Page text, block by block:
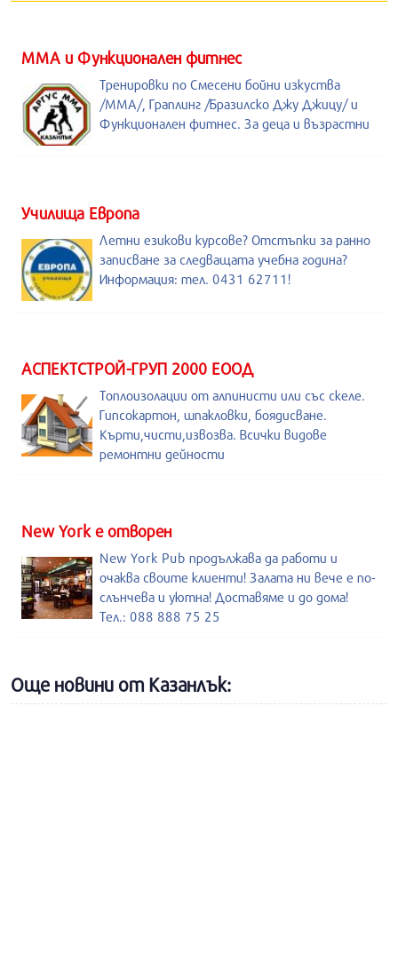
ММА и Функционален фитнес
Тренировки по Смесени бойни изкуства
/MMA/, Граплинг /Бразилско Джу Джицу/ и
Функционален фитнес. За деца и възрастни
Училища Европа
Летни езикови курсове? Отстъпки за ранно
записване за следващата учебна година?
Информация: тел. 0431 62711!
АСПЕКТСТРОЙ-ГРУП 2000 ЕООД
Топлоизолации от алпинисти или със скеле.
Гипсокартон, шпакловки, боядисване.
Кърти,чисти,извозва. Всички видове
ремонтни дейности
New York е отворен
New York Pub продължава да работи и
очаква своите клиенти! Залата ни вече е по-
слънчева и уютна! Доставяме и до дома!
Тел.: 088 888 75 25
Още новини от Казанлък: